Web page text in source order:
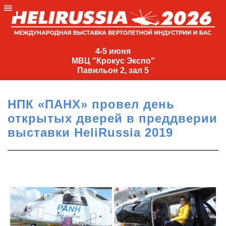
4-5 июня
МВЦ "Крокус Экспо"
Павильон 2, зал 5
4-
МВЦ
Экспо"
Павильон
2,
зал
(495)
477-
33-81
НПК «ПАНХ» провел день
открытых дверей в преддверии
выставки HeliRussia 2019